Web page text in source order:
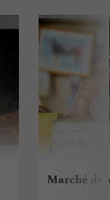
Marché de